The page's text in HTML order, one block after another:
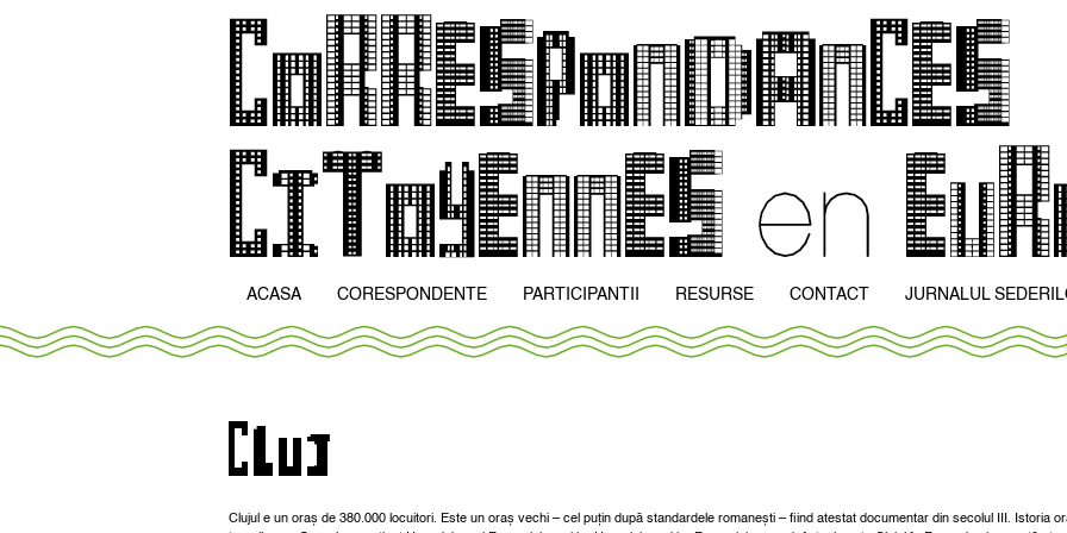
ACASA CORESPONDENTE PARTICIPANTII RESURSE CONTACT JURNALUL
Clujul e un oraș de 380.000 locuitori. Este un oraș vechi – cel puțin după standardele romanești – fiind atestat documentar din secolul III. Istoria